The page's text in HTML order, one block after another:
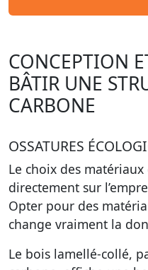
CONCEPTION
BÂTIR UNE
CARBONE
OSSATURES
Le choix des matériaux
directement sur
Opter pour des
change vraiment la
Le bois lamellé-collé,